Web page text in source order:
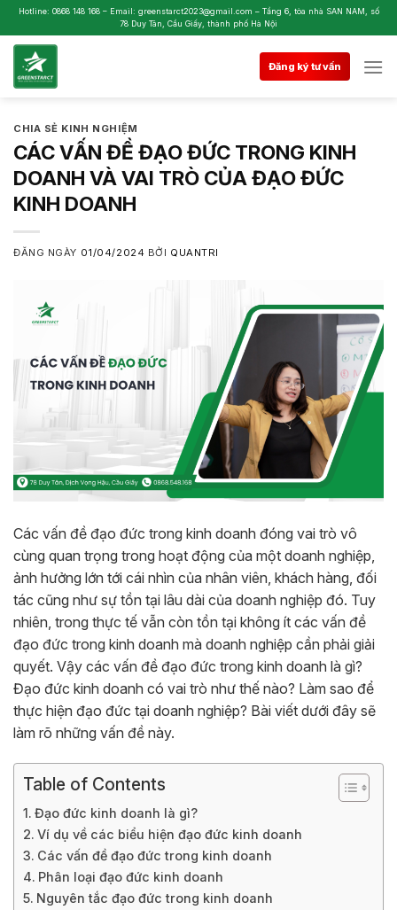
Skip
to
content
Hotline: 0868 148 168 – Email: greenstarct2023@gmail.com – Tầng 6, tòa nhà SAN NAM, số
78 Duy Tân, Cầu Giấy, thành phố Hà Nội
Đăng ký tư vấn
CHIA SẺ KINH NGHIỆM
CÁC VẤN ĐỀ ĐẠO ĐỨC TRONG KINH
DOANH VÀ VAI TRÒ CỦA ĐẠO ĐỨC
KINH DOANH
ĐĂNG NGÀY 01/04/2024 BỞI QUANTRI
Các vấn đề đạo đức trong kinh doanh đóng vai trò vô
cùng quan trọng trong hoạt động của một doanh nghiệp,
ảnh hưởng lớn tới cái nhìn của nhân viên, khách hàng, đối
tác cũng như sự tồn tại lâu dài của doanh nghiệp đó. Tuy
nhiên, trong thực tế vẫn còn tồn tại không ít các vấn đề
đạo đức trong kinh doanh mà doanh nghiệp cần phải giải
quyết. Vậy các vấn đề đạo đức trong kinh doanh là gì?
Đạo đức kinh doanh có vai trò như thế nào? Làm sao để
thực hiện đạo đức tại doanh nghiệp? Bài viết dưới đây sẽ
làm rõ những vấn đề này.
Table of Contents
Đạo đức kinh doanh là gì?
Ví dụ về các biểu hiện đạo đức kinh doanh
Các vấn đề đạo đức trong kinh doanh
Phân loại đạo đức kinh doanh
Nguyên tắc đạo đức trong kinh doanh